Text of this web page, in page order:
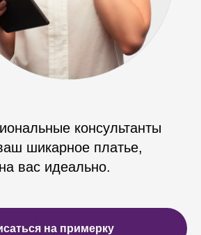
консультанты
шикарное платье,
вас идеально.
на примерку